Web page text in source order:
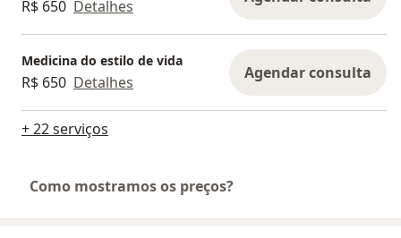
R$ 650 Detalhes
Medicina do estilo de vida
R$ 650 Detalhes Agendar consulta
+ 22 serviços
Como mostramos os preços?